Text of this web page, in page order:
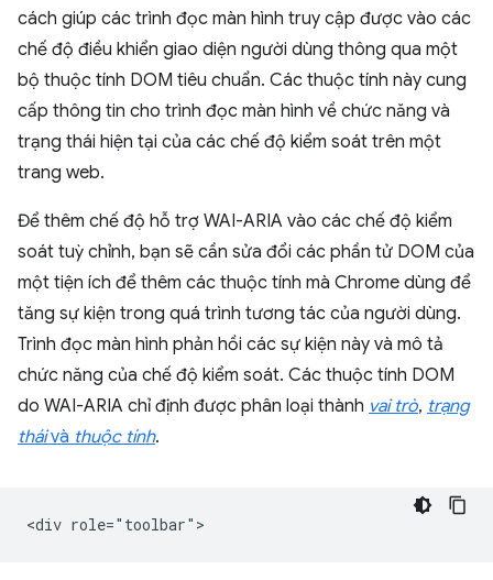
cách giúp các trình đọc màn hình truy cập được vào các
chế độ điều khiển giao diện người dùng thông qua một
bộ thuộc tính DOM tiêu chuẩn. Các thuộc tính này cung
cấp thông tin cho trình đọc màn hình về chức năng và
trạng thái hiện tại của các chế độ kiểm soát trên một
trang web.
Để thêm chế độ hỗ trợ WAI-ARIA vào các chế độ kiểm
soát tuỳ chỉnh, bạn sẽ cần sửa đổi các phần tử DOM của
một tiện ích để thêm các thuộc tính mà Chrome dùng để
tăng sự kiện trong quá trình tương tác của người dùng.
Trình đọc màn hình phản hồi các sự kiện này và mô tả
chức năng của chế độ kiểm soát. Các thuộc tính DOM
do WAI-ARIA chỉ định được phân loại thành vai trò, trạng
tháivà thuộc tính.